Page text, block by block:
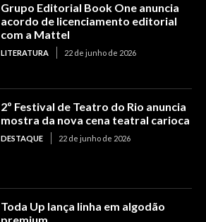
Grupo Editorial Book One anuncia
acordo de licenciamento editorial
com a Mattel
LITERATURA 22 de junho de 2026
2º Festival de Teatro do Rio anuncia
mostra da nova cena teatral carioca
DESTAQUE 22 de junho de 2026
Toda Up lança linha em algodão
premium